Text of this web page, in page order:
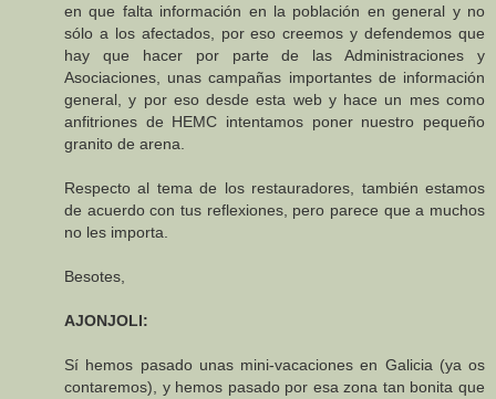
en que falta información en la población en general y no
sólo a los afectados, por eso creemos y defendemos que
hay que hacer por parte de las Administraciones y
Asociaciones, unas campañas importantes de información
general, y por eso desde esta web y hace un mes como
anfitriones de HEMC intentamos poner nuestro pequeño
granito de arena.
Respecto al tema de los restauradores, también estamos
de acuerdo con tus reflexiones, pero parece que a muchos
no les importa.
Besotes,
AJONJOLI:
Sí hemos pasado unas mini-vacaciones en Galicia (ya os
contaremos), y hemos pasado por esa zona tan bonita que